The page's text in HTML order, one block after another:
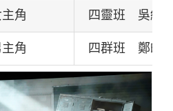
角 四靈班 吳綽
角 四群班 鄭皓